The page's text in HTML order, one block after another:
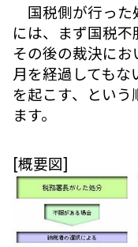
国税側が行った
には、まず国税不
その後の裁決に
月を経過しても
を起こす、という
ます。
[概要図]